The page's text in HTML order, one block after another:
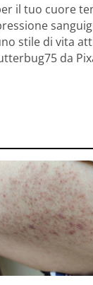
il tuo cuore
stile di vita
da